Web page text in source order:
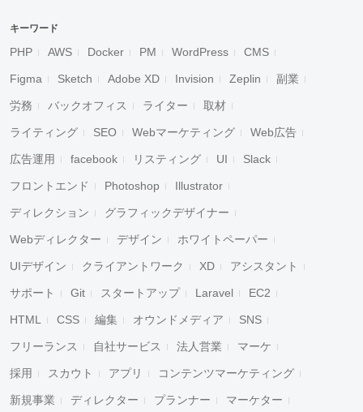
キーワード
PHP AWS Docker PM WordPress CMS
Figma Sketch Adobe XD Invision Zeplin 副業
労務 バックオフィス ライター 取材
ライティング SEO Webマーケティング Web広告
広告運用 facebook リスティング UI Slack
フロントエンド Photoshop Illustrator
ディレクション グラフィックデザイナー
Webディレクター デザイン ホワイトペーパー
UIデザイン クライアントワーク XD アシスタント
サポート Git スタートアップ Laravel EC2
HTML CSS 編集 オウンドメディア SNS
フリーランス 自社サービス 法人営業 マーケ
採用 スカウト アプリ コンテンツマーケティング
新規事業 ディレクター プランナー マーケター